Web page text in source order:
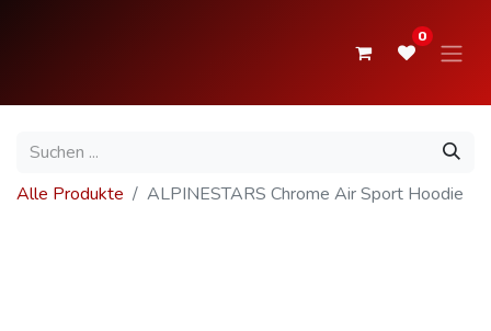
0
Alle Produkte ALPINESTARS Chrome Air Sport Hoodie